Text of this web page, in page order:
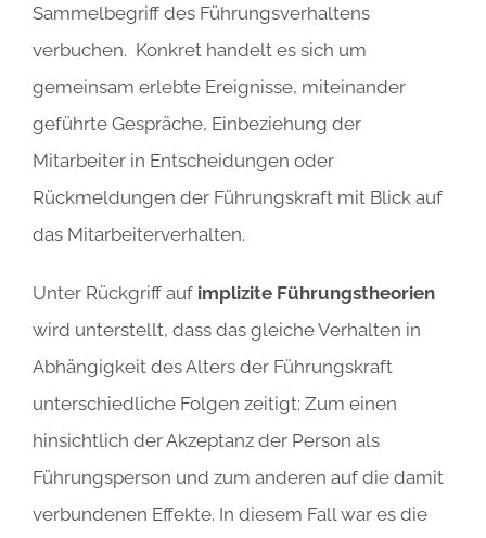
Sammelbegriff des Führungsverhaltens
verbuchen. Konkret handelt es sich um
gemeinsam erlebte Ereignisse, miteinander
geführte Gespräche, Einbeziehung der
Mitarbeiter in Entscheidungen oder
Rückmeldungen der Führungskraft mit Blick auf
das Mitarbeiterverhalten.
Unter Rückgriff auf implizite Führungstheorien
wird unterstellt, dass das gleiche Verhalten in
Abhängigkeit des Alters der Führungskraft
unterschiedliche Folgen zeitigt: Zum einen
hinsichtlich der Akzeptanz der Person als
Führungsperson und zum anderen auf die damit
verbundenen Effekte. In diesem Fall war es die